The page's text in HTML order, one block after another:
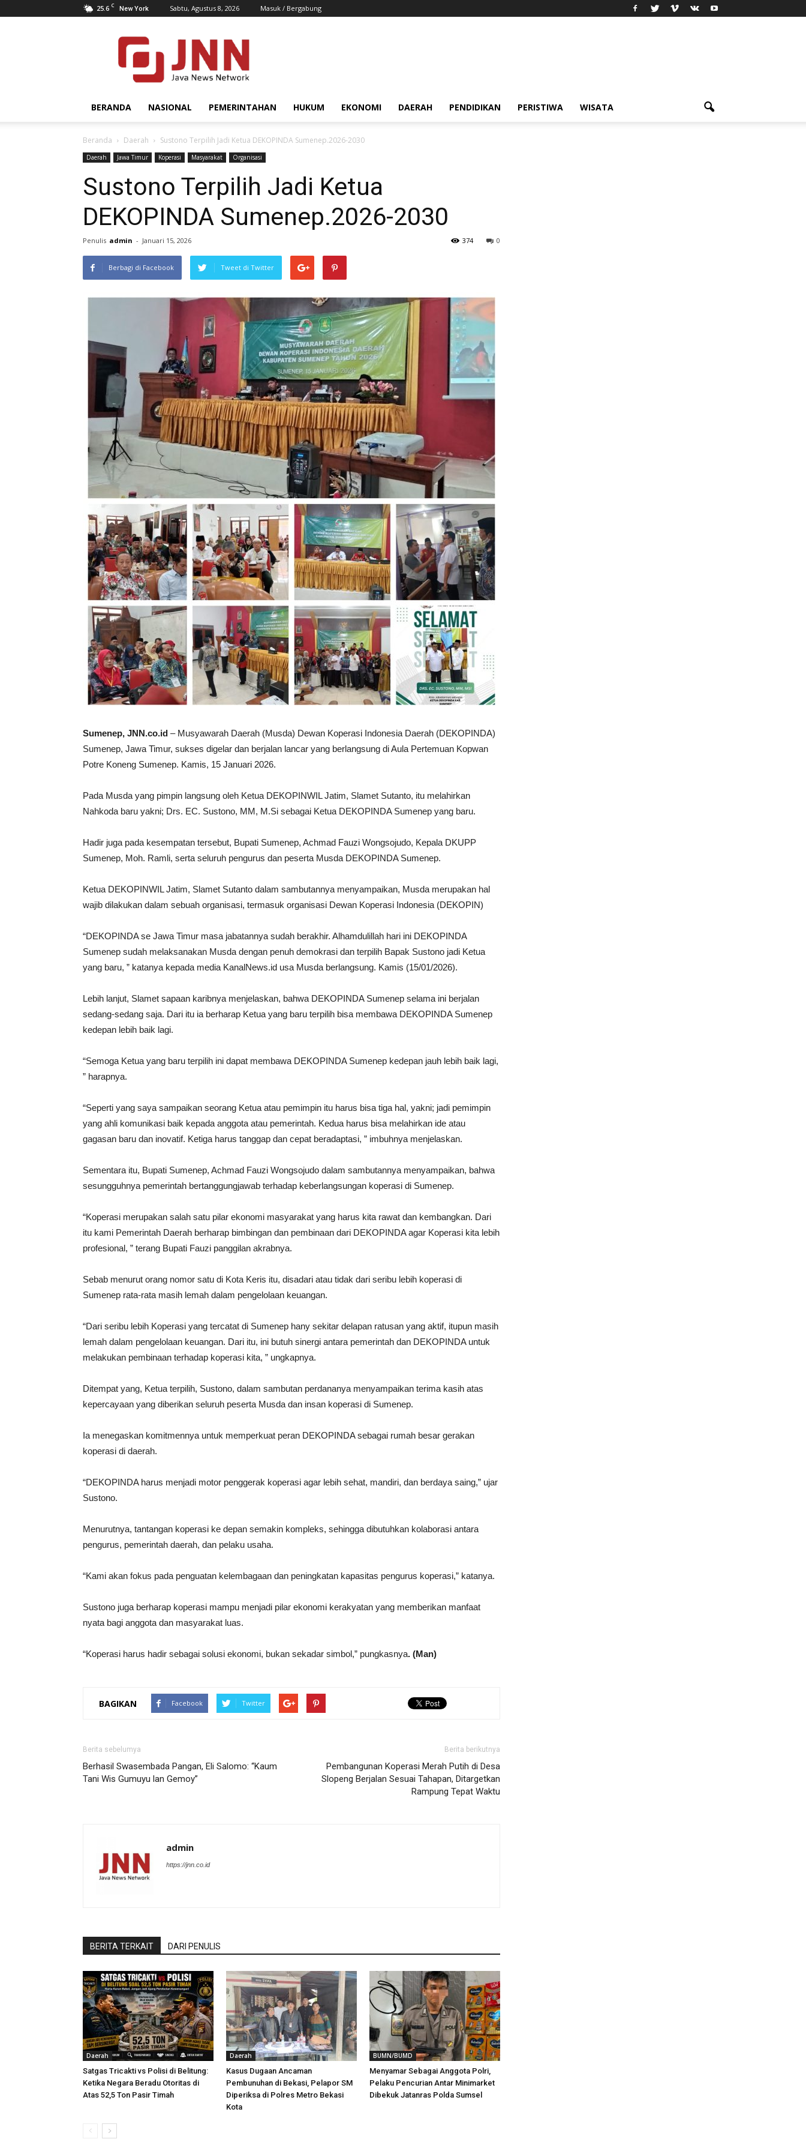
25.6 C New York Sabtu, Agustus 8, 2026 Masuk / Bergabung
JNN.co.id
BERANDA NASIONAL PEMERINTAHAN HUKUM EKONOMI DAERAH PENDIDIKAN PERISTIWA WISATA
Beranda Daerah Sustono Terpilih Jadi Ketua DEKOPINDA Sumenep.2026-2030
Daerah Jawa Timur Koperasi Masyarakat Organisasi
Sustono Terpilih Jadi Ketua
DEKOPINDA Sumenep.2026-2030
Penulis admin - Januari 15, 2026 0
374
Berbagi di Facebook Tweet di Twitter
Sumenep, JNN.co.id – Musyawarah Daerah (Musda) Dewan Koperasi Indonesia Daerah (DEKOPINDA)
Sumenep, Jawa Timur, sukses digelar dan berjalan lancar yang berlangsung di Aula Pertemuan Kopwan
Potre Koneng Sumenep. Kamis, 15 Januari 2026.
Pada Musda yang pimpin langsung oleh Ketua DEKOPINWIL Jatim, Slamet Sutanto, itu melahirkan
Nahkoda baru yakni; Drs. EC. Sustono, MM, M.Si sebagai Ketua DEKOPINDA Sumenep yang baru.
Hadir juga pada kesempatan tersebut, Bupati Sumenep, Achmad Fauzi Wongsojudo, Kepala DKUPP
Sumenep, Moh. Ramli, serta seluruh pengurus dan peserta Musda DEKOPINDA Sumenep.
Ketua DEKOPINWIL Jatim, Slamet Sutanto dalam sambutannya menyampaikan, Musda merupakan hal
wajib dilakukan dalam sebuah organisasi, termasuk organisasi Dewan Koperasi Indonesia (DEKOPIN)
“DEKOPINDA se Jawa Timur masa jabatannya sudah berakhir. Alhamdulillah hari ini DEKOPINDA
Sumenep sudah melaksanakan Musda dengan penuh demokrasi dan terpilih Bapak Sustono jadi Ketua
yang baru, ” katanya kepada media KanalNews.id usa Musda berlangsung. Kamis (15/01/2026).
Lebih lanjut, Slamet sapaan karibnya menjelaskan, bahwa DEKOPINDA Sumenep selama ini berjalan
sedang-sedang saja. Dari itu ia berharap Ketua yang baru terpilih bisa membawa DEKOPINDA Sumenep
kedepan lebih baik lagi.
“Semoga Ketua yang baru terpilih ini dapat membawa DEKOPINDA Sumenep kedepan jauh lebih baik lagi,
” harapnya.
“Seperti yang saya sampaikan seorang Ketua atau pemimpin itu harus bisa tiga hal, yakni; jadi pemimpin
yang ahli komunikasi baik kepada anggota atau pemerintah. Kedua harus bisa melahirkan ide atau
gagasan baru dan inovatif. Ketiga harus tanggap dan cepat beradaptasi, ” imbuhnya menjelaskan.
Sementara itu, Bupati Sumenep, Achmad Fauzi Wongsojudo dalam sambutannya menyampaikan, bahwa
sesungguhnya pemerintah bertanggungjawab terhadap keberlangsungan koperasi di Sumenep.
“Koperasi merupakan salah satu pilar ekonomi masyarakat yang harus kita rawat dan kembangkan. Dari
itu kami Pemerintah Daerah berharap bimbingan dan pembinaan dari DEKOPINDA agar Koperasi kita lebih
profesional, ” terang Bupati Fauzi panggilan akrabnya.
Sebab menurut orang nomor satu di Kota Keris itu, disadari atau tidak dari seribu lebih koperasi di
Sumenep rata-rata masih lemah dalam pengelolaan keuangan.
“Dari seribu lebih Koperasi yang tercatat di Sumenep hany sekitar delapan ratusan yang aktif, itupun masih
lemah dalam pengelolaan keuangan. Dari itu, ini butuh sinergi antara pemerintah dan DEKOPINDA untuk
melakukan pembinaan terhadap koperasi kita, ” ungkapnya.
Ditempat yang, Ketua terpilih, Sustono, dalam sambutan perdananya menyampaikan terima kasih atas
kepercayaan yang diberikan seluruh peserta Musda dan insan koperasi di Sumenep.
Ia menegaskan komitmennya untuk memperkuat peran DEKOPINDA sebagai rumah besar gerakan
koperasi di daerah.
“DEKOPINDA harus menjadi motor penggerak koperasi agar lebih sehat, mandiri, dan berdaya saing,” ujar
Sustono.
Menurutnya, tantangan koperasi ke depan semakin kompleks, sehingga dibutuhkan kolaborasi antara
pengurus, pemerintah daerah, dan pelaku usaha.
“Kami akan fokus pada penguatan kelembagaan dan peningkatan kapasitas pengurus koperasi,” katanya.
Sustono juga berharap koperasi mampu menjadi pilar ekonomi kerakyatan yang memberikan manfaat
nyata bagi anggota dan masyarakat luas.
“Koperasi harus hadir sebagai solusi ekonomi, bukan sekadar simbol,” pungkasnya. (Man)
BAGIKAN Facebook Twitter
Berita sebelumya
Berhasil Swasembada Pangan, Eli Salomo: “Kaum
Tani Wis Gumuyu lan Gemoy”
Berita berikutnya
Pembangunan Koperasi Merah Putih di Desa
Slopeng Berjalan Sesuai Tahapan, Ditargetkan
Rampung Tepat Waktu
admin
https://jnn.co.id
BERITA TERKAIT DARI PENULIS
Daerah
Satgas Tricakti vs Polisi di Belitung:
Ketika Negara Beradu Otoritas di
Atas 52,5 Ton Pasir Timah
Daerah
Kasus Dugaan Ancaman
Pembunuhan di Bekasi, Pelapor SM
Diperiksa di Polres Metro Bekasi
Kota
BUMN/BUMD
Menyamar Sebagai Anggota Polri,
Pelaku Pencurian Antar Minimarket
Dibekuk Jatanras Polda Sumsel